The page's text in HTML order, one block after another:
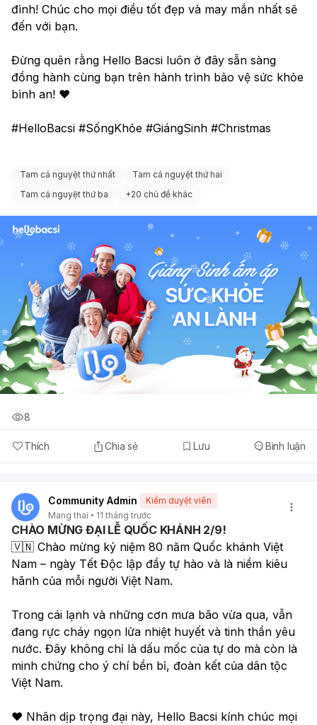
đình! Chúc cho mọi điều tốt đẹp và may mắn nhất sẽ
đến với bạn.
Đừng quên rằng Hello Bacsi luôn ở đây sẵn sàng
đồng hành cùng bạn trên hành trình bảo vệ sức khỏe
bình an! ❤️
#HelloBacsi #SốngKhỏe #GiángSinh #Christmas
Tam cá nguyệt thứ nhất
Tam cá nguyệt thứ hai
Tam cá nguyệt thứ ba
+20 chủ đề khác
Thích Chia sẻ Lưu Bình luận
8
Community Admin
Kiểm duyệt viên
Mang thai
11 tháng trước
CHÀO MỪNG ĐẠI LỄ QUỐC KHÁNH 2/9!
🇻🇳 Chào mừng kỷ niệm 80 năm Quốc khánh Việt
Nam – ngày Tết Độc lập đầy tự hào và là niềm kiêu
hãnh của mỗi người Việt Nam.
Trong cái lạnh và những cơn mưa bão vừa qua, vẫn
đang rực cháy ngọn lửa nhiệt huyết và tinh thần yêu
nước. Đây không chỉ là dấu mốc của tự do mà còn là
minh chứng cho ý chí bền bỉ, đoàn kết của dân tộc
Việt Nam.
❤️ Nhân dịp trọng đại này, Hello Bacsi kính chúc mọi